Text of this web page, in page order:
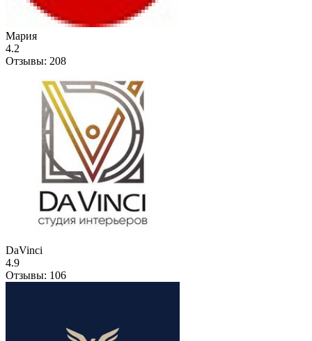
Мария
4.2
Отзывы: 208
DaVinci
4.9
Отзывы: 106